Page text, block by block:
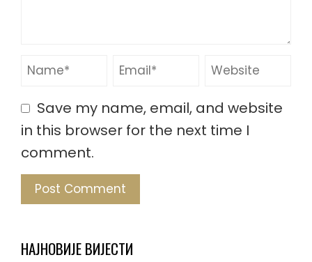
Save my name, email, and website
in this browser for the next time I
comment.
НАЈНОВИЈЕ ВИЈЕСТИ